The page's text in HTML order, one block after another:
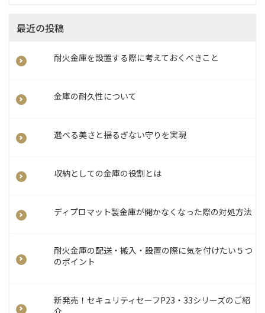
最近の投稿
耐火金庫を設置する際に考えておくべきこと
金庫の耐久性について
選べる美さと揺るぎない守りを実現
収納としての金庫の役割とは
ディプロマット製金庫が開かなくなった際の対処方法
耐火金庫の配送・搬入・設置の際に気を付けたい５つ
のポイント
新発売！セキュリティセーフP23・33シリーズのご紹